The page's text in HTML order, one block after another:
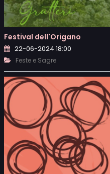
Festival dell'Origano
22-06-2024 18:00
Feste e Sagre